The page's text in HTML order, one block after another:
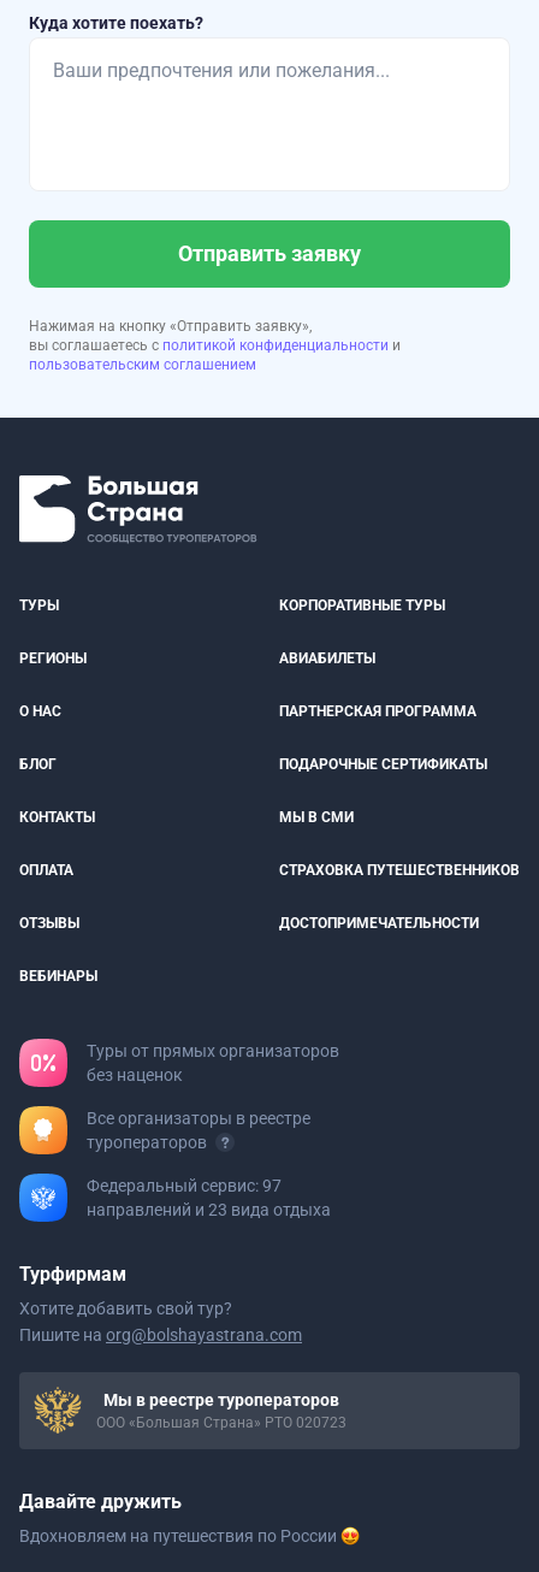
Куда хотите поехать?
Отправить заявку
Нажимая на кнопку «Отправить заявку»,
вы соглашаетесь с политикой конфиденциальности и
пользовательским соглашением
ТУРЫ КОРПОРАТИВНЫЕ ТУРЫ
РЕГИОНЫ АВИАБИЛЕТЫ
О НАС ПАРТНЕРСКАЯ ПРОГРАММА
БЛОГ ПОДАРОЧНЫЕ СЕРТИФИКАТЫ
КОНТАКТЫ МЫ В СМИ
ОПЛАТА СТРАХОВКА ПУТЕШЕСТВЕННИКОВ
ОТЗЫВЫ ДОСТОПРИМЕЧАТЕЛЬНОСТИ
ВЕБИНАРЫ
Туры от прямых организаторов
без наценок
Все организаторы в реестре
туроператоров
Федеральный сервис: 97
направлений и 23 вида отдыха
Турфирмам
Хотите добавить свой тур?
Пишите на org@bolshayastrana.com
Мы в реестре туроператоров
ООО «Большая Страна» РТО 020723
Давайте дружить
Вдохновляем на путешествия по России